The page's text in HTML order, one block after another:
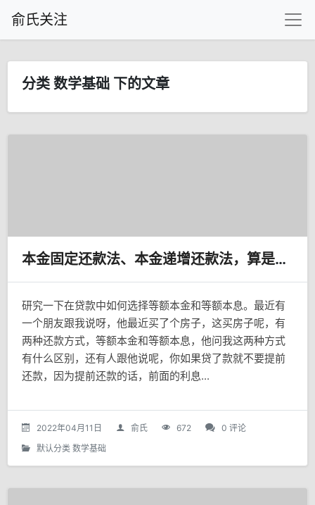
俞氏关注
分类 数学基础 下的文章
本金固定还款法、本金递增还款法，算是我对银行业的贡献吧
研究一下在贷款中如何选择等额本金和等额本息。最近有
一个朋友跟我说呀，他最近买了个房子，这买房子呢，有
两种还款方式，等额本金和等额本息，他问我这两种方式
有什么区别，还有人跟他说呢，你如果贷了款就不要提前
还款，因为提前还款的话，前面的利息...
2022年04月11日 俞氏 672
0 评论
默认分类 数学基础